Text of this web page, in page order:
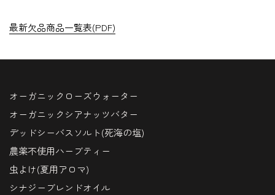
最新欠品商品一覧表(PDF)
オーガニックローズウォーター
オーガニックシアナッツバター
デッドシーバスソルト(死海の塩)
農薬不使用ハーブティー
虫よけ(夏用アロマ)
シナジーブレンドオイル